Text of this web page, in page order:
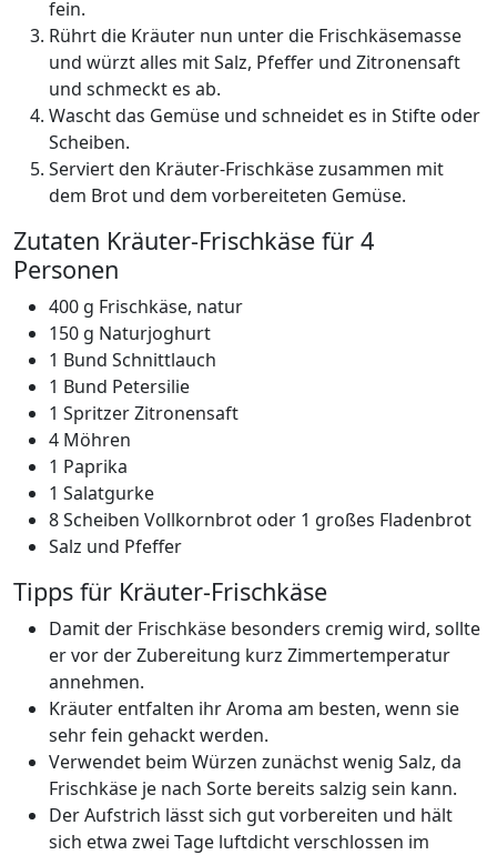
fein.
Rührt die Kräuter nun unter die Frischkäsemasse
und würzt alles mit Salz, Pfeffer und Zitronensaft
und schmeckt es ab.
Wascht das Gemüse und schneidet es in Stifte oder
Scheiben.
Serviert den Kräuter-Frischkäse zusammen mit
dem Brot und dem vorbereiteten Gemüse.
Zutaten Kräuter-Frischkäse für 4
Personen
400 g Frischkäse, natur
150 g Naturjoghurt
1 Bund Schnittlauch
1 Bund Petersilie
1 Spritzer Zitronensaft
4 Möhren
1 Paprika
1 Salatgurke
8 Scheiben Vollkornbrot oder 1 großes Fladenbrot
Salz und Pfeffer
Tipps für Kräuter-Frischkäse
Damit der Frischkäse besonders cremig wird, sollte
er vor der Zubereitung kurz Zimmertemperatur
annehmen.
Kräuter entfalten ihr Aroma am besten, wenn sie
sehr fein gehackt werden.
Verwendet beim Würzen zunächst wenig Salz, da
Frischkäse je nach Sorte bereits salzig sein kann.
Der Aufstrich lässt sich gut vorbereiten und hält
sich etwa zwei Tage luftdicht verschlossen im